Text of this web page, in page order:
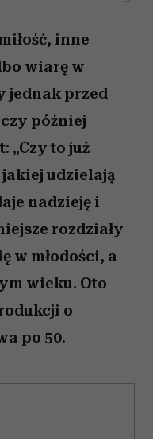
inne
wiarę w
jednak przed
później
„Czy to już
jakiej udzielają
nadzieję i
rozdziały
w młodości, a
wieku. Oto
o
po 50.